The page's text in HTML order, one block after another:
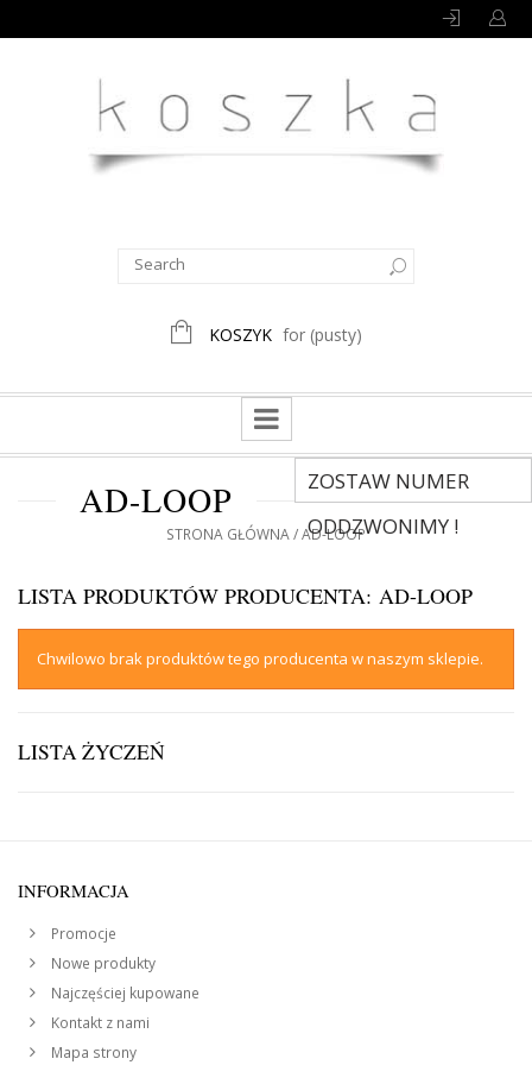
KOSZYK for (pusty)
ZOSTAW NUMER
ODDZWONIMY !
AD-LOOP
STRONA GŁÓWNA AD-LOOP
LISTA PRODUKTÓW PRODUCENTA: AD-LOOP
Chwilowo brak produktów tego producenta w naszym sklepie.
LISTA ŻYCZEŃ
INFORMACJA
Promocje
Nowe produkty
Najczęściej kupowane
Kontakt z nami
Mapa strony